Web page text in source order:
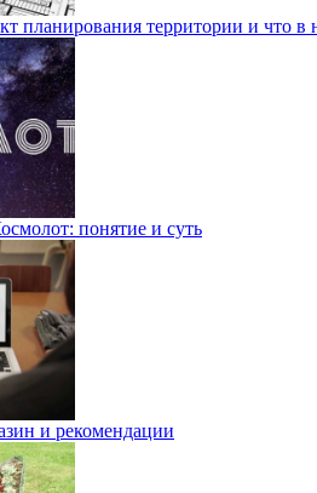
планирования территории и что в
понятие и суть
и рекомендации